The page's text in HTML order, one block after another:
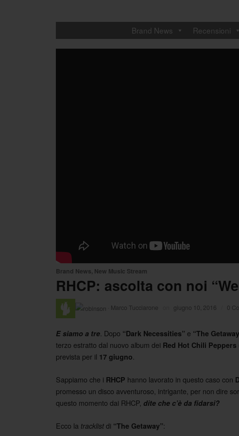
Brand News Recensioni
Brand News, New Music Stream
RHCP: ascolta con noi
Marco Tucciarone giugno 10, 2016 0
E siamo a tre . Dopo “Dark Necessities” e “The
terzo estratto dal nuovo album dei Red Hot Chili Peppers
prevista per il 17 giugno
Sappiamo che i RHCP hanno lavorato in questo caso con
promesso un disco avventuroso, intrigante, per non dire
questo momento dai RHCP, dite che c’è da fidarsi?
Ecco la tracklist di “The Getaway”: